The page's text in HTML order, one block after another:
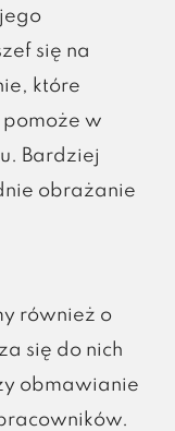
się na
które
pomoże w
Bardziej
obrażanie
również o
się do nich
obmawianie